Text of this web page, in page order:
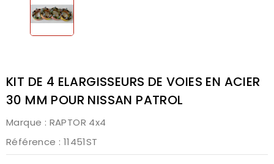
KIT DE 4 ELARGISSEURS DE VOIES EN ACIER
30 MM POUR NISSAN PATROL
Marque : RAPTOR 4x4
Référence : 11451ST